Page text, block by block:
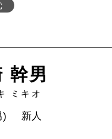
幹男
ミキオ
) 新人